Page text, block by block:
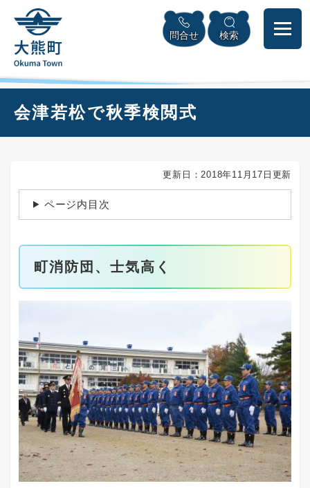
頭
メニューを飛ばして本文へ
問合せ 検索
会津若松で秋季検閲式
更新日：2018年11月17日更新
ページ内目次
町消防団、士気高く